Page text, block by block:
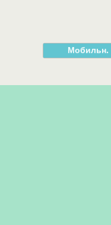
Мобильн.